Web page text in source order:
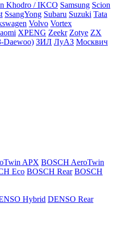
Khodro / IKCO Samsung Scion
SsangYong Subaru Suzuki Tata
Volvo Vortex
XPENG Zeekr Zotye ZX
ЗИЛ ЛуАЗ Москвич
APX BOSCH AeroTwin
Eco BOSCH Rear BOSCH
Hybrid DENSO Rear